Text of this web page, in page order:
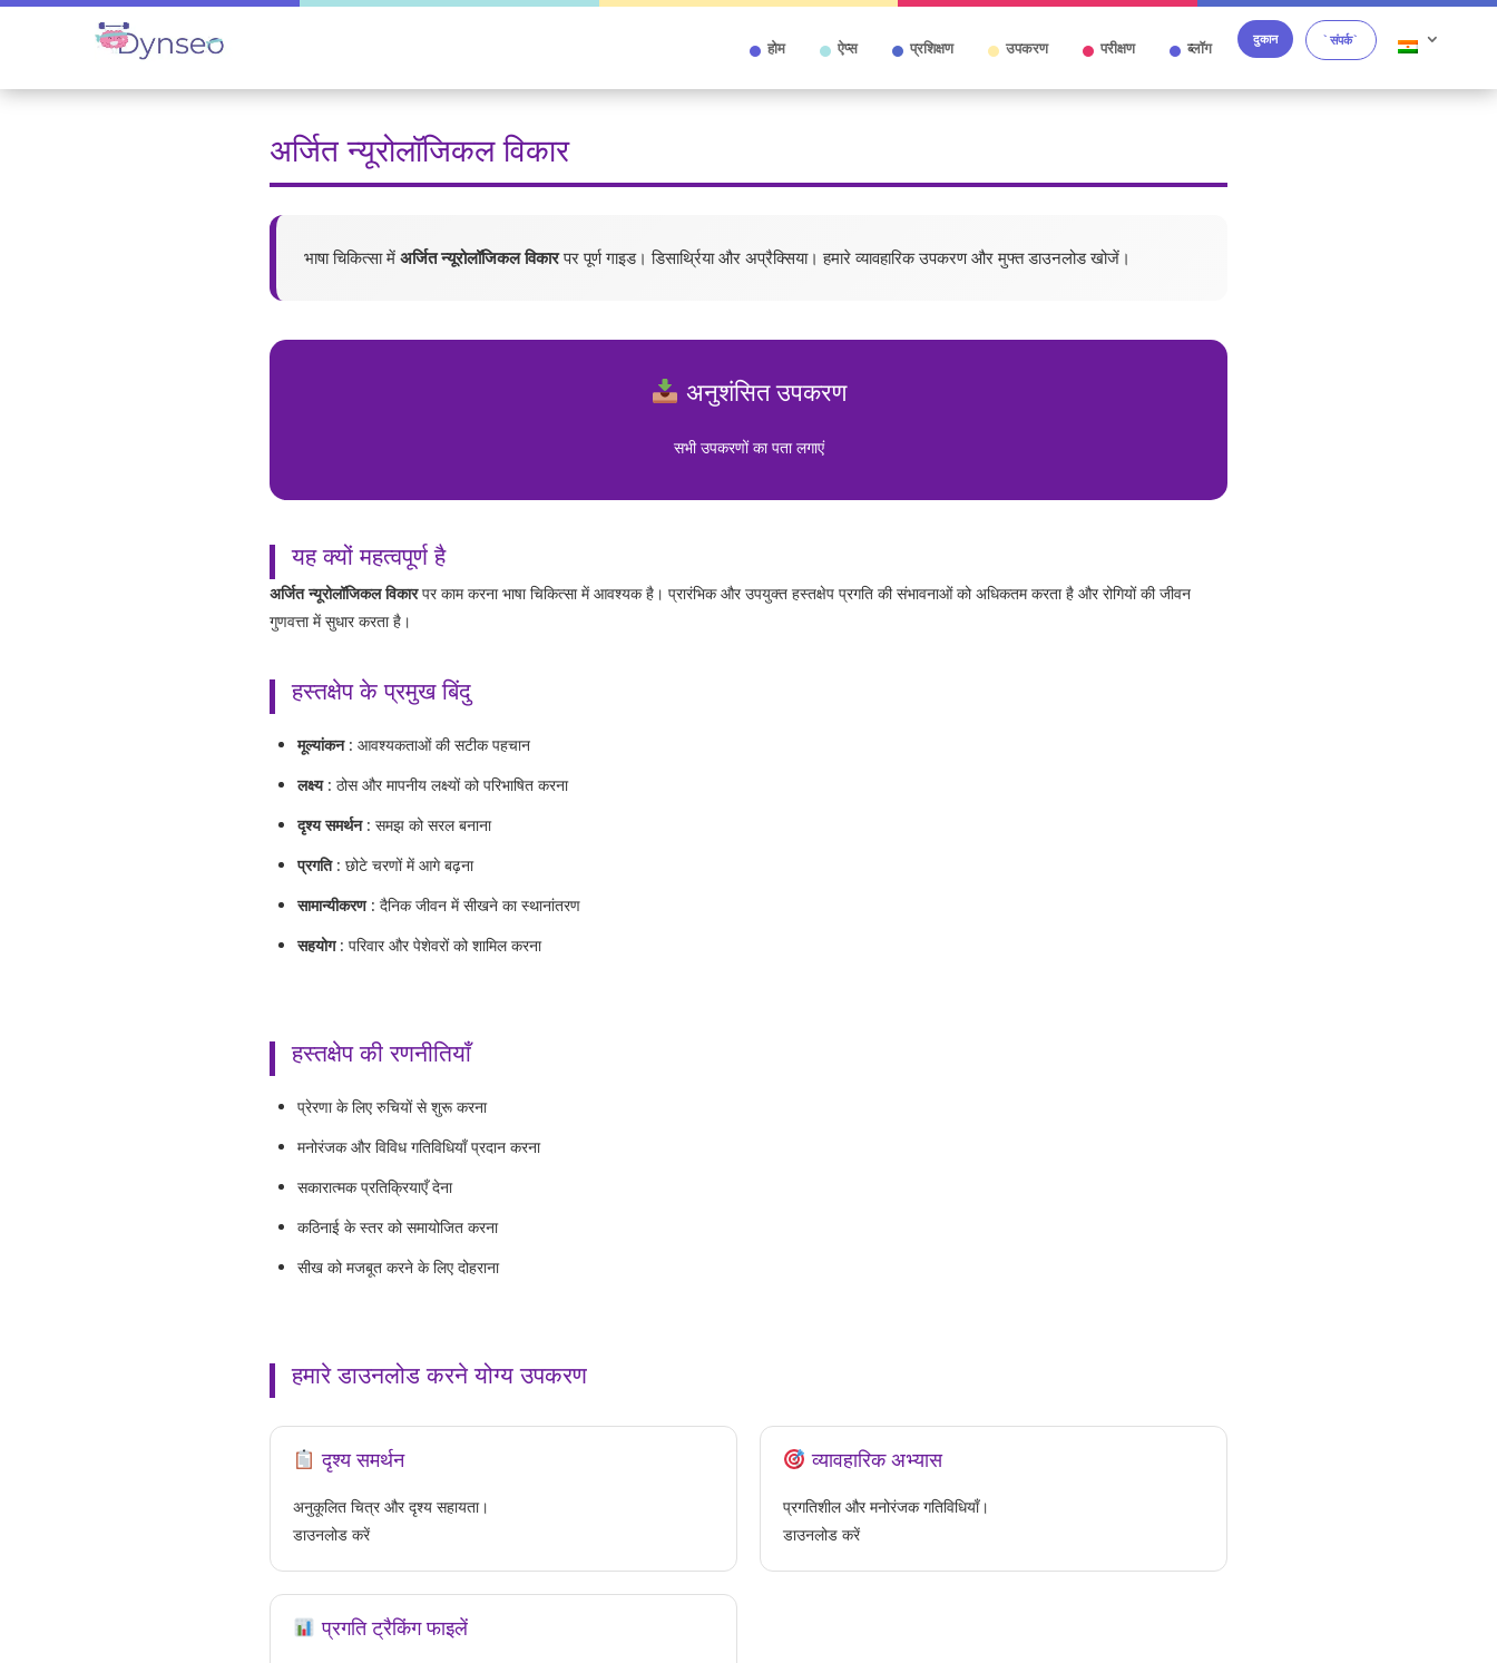
होम ऐप्स प्रशिक्षण उपकरण परीक्षण ब्लॉग दुकान `संपर्क`
अर्जित न्यूरोलॉजिकल विकार
भाषा चिकित्सा मेंअर्जित न्यूरोलॉजिकल विकारपर पूर्ण गाइड। डिसार्थ्रिया और अप्रैक्सिया। हमारे व्यावहारिक उपकरण और मुफ्त डाउनलोड खोजें।
अनुशंसित उपकरण
सभी उपकरणों का पता लगाएं
यह क्यों महत्वपूर्ण है
अर्जित न्यूरोलॉजिकल विकारपर काम करना भाषा चिकित्सा में आवश्यक है। प्रारंभिक और उपयुक्त हस्तक्षेप प्रगति की संभावनाओं को अधिकतम करता है और रोगियों की जीवन
गुणवत्ता में सुधार करता है।
हस्तक्षेप के प्रमुख बिंदु
मूल्यांकन: आवश्यकताओं की सटीक पहचान
लक्ष्य: ठोस और मापनीय लक्ष्यों को परिभाषित करना
दृश्य समर्थन: समझ को सरल बनाना
प्रगति: छोटे चरणों में आगे बढ़ना
सामान्यीकरण: दैनिक जीवन में सीखने का स्थानांतरण
सहयोग: परिवार और पेशेवरों को शामिल करना
हस्तक्षेप की रणनीतियाँ
प्रेरणा के लिए रुचियों से शुरू करना
मनोरंजक और विविध गतिविधियाँ प्रदान करना
सकारात्मक प्रतिक्रियाएँ देना
कठिनाई के स्तर को समायोजित करना
सीख को मजबूत करने के लिए दोहराना
हमारे डाउनलोड करने योग्य उपकरण
दृश्य समर्थन
अनुकूलित चित्र और दृश्य सहायता।
डाउनलोड करें
व्यावहारिक अभ्यास
प्रगतिशील और मनोरंजक गतिविधियाँ।
डाउनलोड करें
प्रगति ट्रैकिंग फाइलें